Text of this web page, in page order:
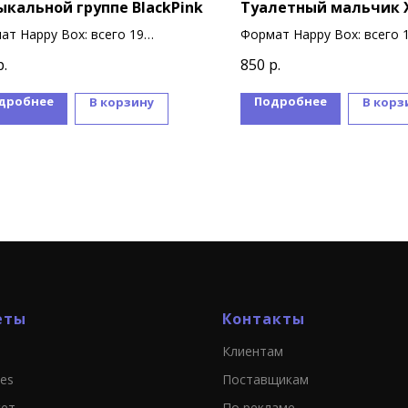
группе BlackPink
Happy Box: всего 19
В корзину
Туалетный мальчик
Формат Happy Box: всего
850 р.
Подробнее В
Контакты
Клиентам
Поставщикам